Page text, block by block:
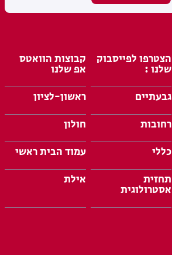
הצטרפו לפייסבוק
שלנו :
קבוצות הוואטס
אפ שלנו
גבעתיים
ראשון-לציון
רחובות
חולון
כללי
עמוד הבית ראשי
תחזית
אסטרולוגית
אילת